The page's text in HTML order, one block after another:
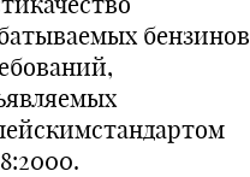
бензинов